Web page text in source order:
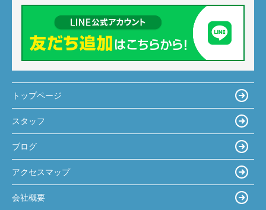
トップページ
スタッフ
ブログ
アクセスマップ
会社概要